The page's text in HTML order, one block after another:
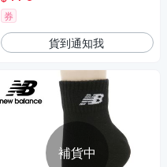
券
貨到通知我
補貨中